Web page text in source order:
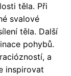
těla. Při
svalové
těla. Další
pohybů.
a
inspirovat